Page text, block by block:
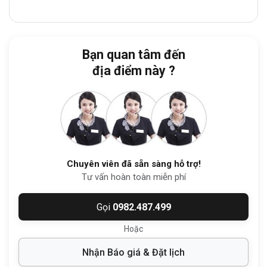
Sân vận động Quân khu 7:5 phút
Sân bay Tân Sơn Nhất:
6 phút
Đặc biệt, tòa nhà nằm ngay khu vực
Phường Tân Sơn Nhất(Quận Tân Bình
cũ), nơi tập trung dày đặc các công ty
logistics, vận tải và dịch vụ hàng không.
2. Quy mô và thiết kế tòa nhà
Văn phòng 17-19 Trường Sơnđược đầu
tư và xây dựng theo tiêu chuẩnvăn phòng
, mang lại không gian làm việc
Bạn quan tâm đến
địa điểm này ?
Chuyên viên đã sẵn sàng hỗ trợ!
Tư vấn hoàn toàn miễn phí
Gọi 0982.487.499
Hoặc
Nhận Báo giá & Đặt lịch